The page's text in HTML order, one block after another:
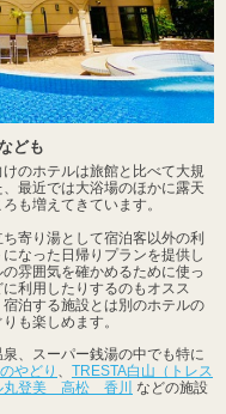
ども
のホテルは旅館と比べて大規
最近では大浴場のほかに露天
も増えてきています。
寄り湯として宿泊客以外の利
なった日帰りプランを提供し
雰囲気を確かめるために使っ
利用したりするのもオスス
泊する施設とは別のホテルの
も楽しめます。
、スーパー銭湯の中でも特に
やどり
TRESTA白山（トレス
丸登美 高松 香川
などの施設